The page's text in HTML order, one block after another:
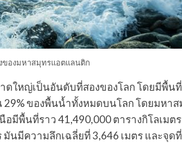
ของมหาสมุทรแอตแลนติก
ดใหญ่เป็นอันดับที่สองของโลก โดยมีพื้น
29% ของพื้นน้ำทั้งหมดบนโลก โดยมหา
มีพื้นที่ราว 41,490,000 ตารางกิโลเมต
นมีความลึกเฉลี่ยที่ 3,646 เมตร และจุด